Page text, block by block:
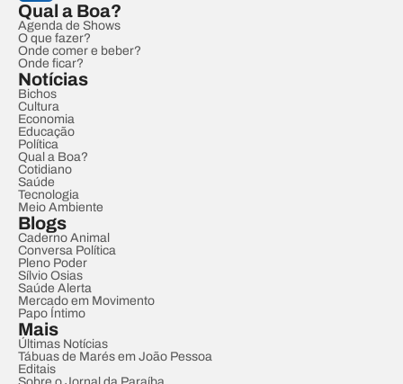
Qual a Boa?
Agenda de Shows
O que fazer?
Onde comer e beber?
Onde ficar?
Notícias
Bichos
Cultura
Economia
Educação
Política
Qual a Boa?
Cotidiano
Saúde
Tecnologia
Meio Ambiente
Blogs
Caderno Animal
Conversa Política
Pleno Poder
Sílvio Osias
Saúde Alerta
Mercado em Movimento
Papo Íntimo
Mais
Últimas Notícias
Tábuas de Marés em João Pessoa
Editais